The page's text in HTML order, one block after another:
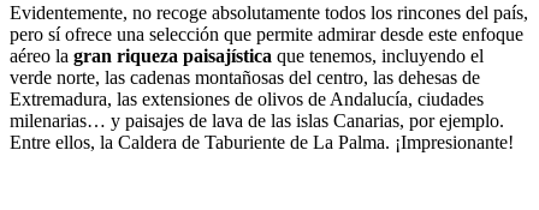
Evidentemente, no recoge absolutamente todos los rincones del país,
pero sí ofrece una selección que permite admirar desde este enfoque
aéreo la gran riqueza paisajística que tenemos, incluyendo el
verde norte, las cadenas montañosas del centro, las dehesas de
Extremadura, las extensiones de olivos de Andalucía, ciudades
milenarias… y paisajes de lava de las islas Canarias, por ejemplo.
Entre ellos, la Caldera de Taburiente de La Palma. ¡Impresionante!